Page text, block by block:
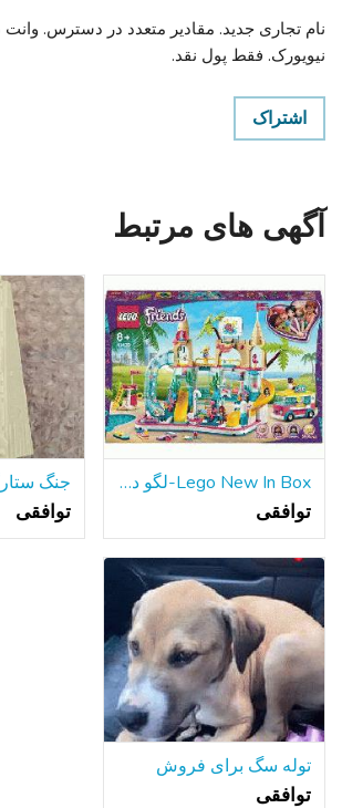
نام تجاری جدید. مقادیر متعدد در دسترس.
نیویورک. فقط پول نقد.
اشتراک
آگهی های مرتبط
Lego New In Box-لگو دوستان تابستان سرگرم کننده پارک آبی
توافقی توافقی
توله سگ برای فروش
توافقی